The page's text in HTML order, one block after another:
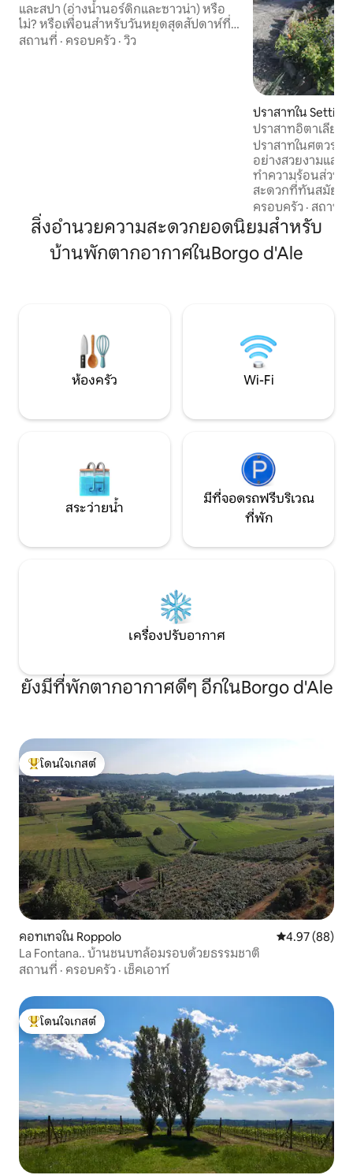
และสปา (อ่างน้ำนอร์ดิกและซาวน่า) หรือ
ไม่? หรือเพื่อนสำหรับวันหยุดสุดสัปดาห์ที่
แตกต่างกัน? หรือสำหรับวันเกิด? หรือ
แบบส่วนตัวสำหรับผู้เข้าพักของเรา
สถานที่ · ครอบครัว · วิว
ปราสาทใน
ปราสาทอิตาเลียน
ลป์
ปราสาทในศตวรร
อย่างสวยงามและเ
ทำความร้อนส่วนก
สะดวกที่ทันสมัย ตั้
Valle d'Aosta ห่า
ชั่วโมงมีวิวที่สวยง
ยุคกลางและสวนที่
พิถีพิถัน ด้วยการเ
Gran Paradiso ได้
ครอบครัว · สถานที่
สิ่งอำนวยความสะดวกยอดนิยมสำหรับ
บ้านพักตากอากาศในBorgo d'Ale
ห้องครัว Wi-Fi
สระว่ายน้ำ
มีที่จอดรถฟรีบริเวณ
ที่พัก
เครื่องปรับอากาศ
ยังมีที่พักตากอากาศดีๆ อีกในBorgo d'Ale
โดนใจเกสต์ที่สุด
โดนใจเกสต์
คอทเทจใน Roppolo คะแนนเฉลี่ย
4.97 (88)
La Fontana.. บ้านชนบทล้อมรอบด้วยธรรมชาติ
สถานที่ · ครอบครัว · เช็คเอาท์
โดนใจเกสต์ที่สุด
โดนใจเกสต์